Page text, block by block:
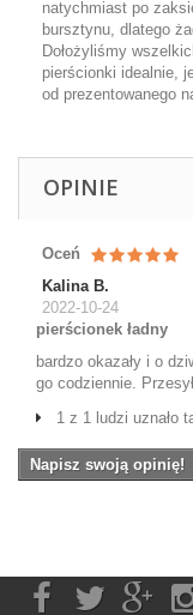
natychmiast po
bursztynu, dlatego
Dołożyliśmy
pierścionki idealnie,
od prezentowanego
OPINIE
Oceń
Kalina B.
2022-10-24
pierścionek ładny
bardzo okazały i o
go codziennie.
1 z 1 ludzi uznało
Napisz swoją opinię!